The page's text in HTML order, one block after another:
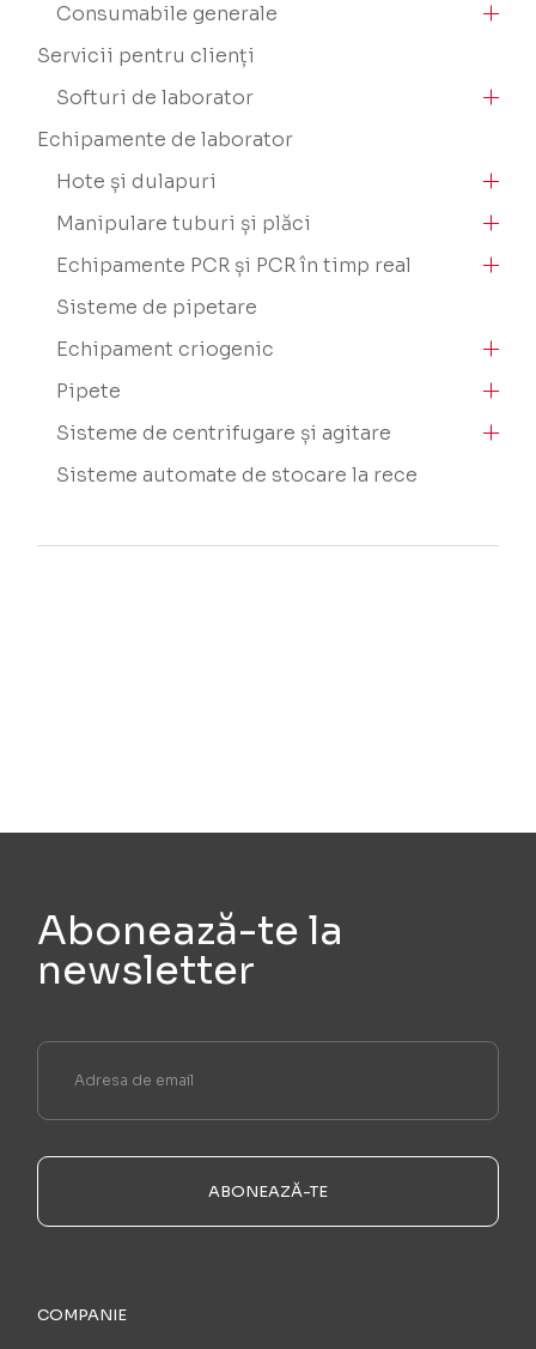
Consumabile generale
Servicii pentru clienți
Softuri de laborator
Echipamente de laborator
Hote și dulapuri
Manipulare tuburi și plăci
Echipamente PCR și PCR în timp real
Sisteme de pipetare
Echipament criogenic
Pipete
Sisteme de centrifugare și agitare
Sisteme automate de stocare la rece
Abonează-te la
newsletter
ABONEAZĂ-TE
COMPANIE